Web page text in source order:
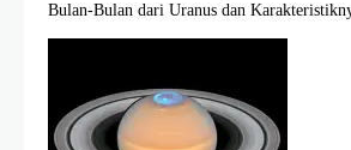
Bulan-Bulan dari Uranus dan